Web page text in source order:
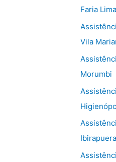
Faria Lima
Vila
Morumbi
Ibirapuera